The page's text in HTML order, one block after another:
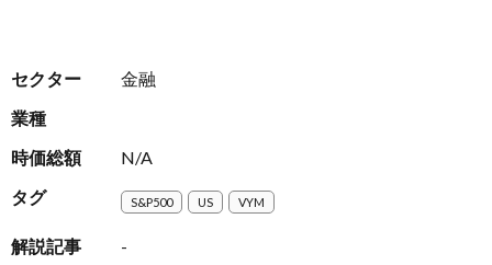
セクター
金融
業種
時価総額
N/A
タグ
S&P500 US VYM
解説記事 -